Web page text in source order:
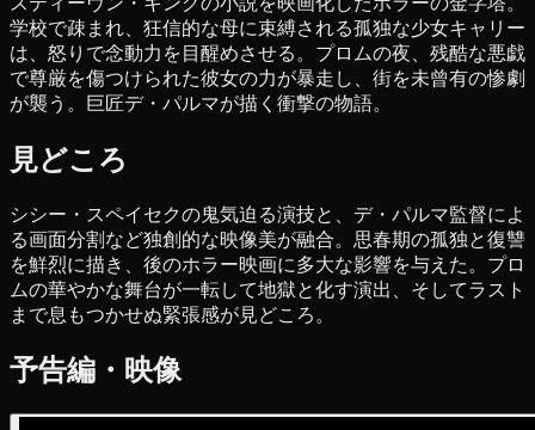
学校で疎まれ、狂信的な母に束縛される孤独な少女キャリー
は、怒りで念動力を目醒めさせる。プロムの夜、残酷な悪戯
で尊厳を傷つけられた彼女の力が暴走し、街を未曾有の惨劇
が襲う。巨匠デ・パルマが描く衝撃の物語。
見どころ
シシー・スペイセクの鬼気迫る演技と、デ・パルマ監督によ
る画面分割など独創的な映像美が融合。思春期の孤独と復讐
を鮮烈に描き、後のホラー映画に多大な影響を与えた。プロ
ムの華やかな舞台が一転して地獄と化す演出、そしてラスト
まで息もつかせぬ緊張感が見どころ。
予告編・映像